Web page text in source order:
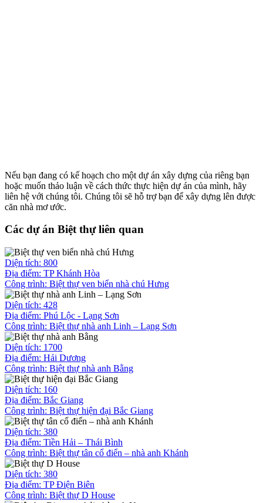
Nếu bạn đang có kế hoạch cho một dự án xây dựng của riêng bạn
hoặc muốn thảo luận về cách thức thực hiện dự án của mình, hãy
liên hệ với chúng tôi. Chúng tôi sẽ hỗ trợ bạn để xây dựng lên được
căn nhà mơ ước.
Các dự án Biệt thự liên quan
Diện tích: 800
Địa điểm: TP Khánh Hòa
Công trình: Biệt thự ven biển nhà chú Hưng
Diện tích: 428
Địa điểm: Phú Lộc - Lạng Sơn
Công trình: Biệt thự nhà anh Linh – Lạng Sơn
Diện tích: 1700
Địa điểm: Hải Dương
Công trình: Biệt thự nhà anh Bằng
Diện tích: 160
Địa điểm: Bắc Giang
Công trình: Biệt thự hiện đại Bắc Giang
Diện tích: 380
Địa điểm: Tiền Hải – Thái Bình
Công trình: Biệt thự tân cổ điển – nhà anh Khánh
Diện tích: 380
Địa điểm: TP Điện Biên
Công trình: Biệt thự D House